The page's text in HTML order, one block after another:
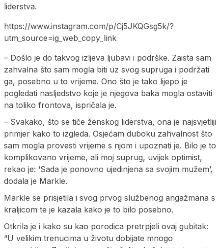
liderstva.
https://www.instagram.com/p/Cj5JKQGsg5k/?
utm_source=ig_web_copy_link
– Došlo je do takvog izljeva ljubavi i podrške. Zaista sam
zahvalna što sam mogla biti uz svog supruga i podržati
ga, posebno u to vrijeme. Ono što je tako lijepo je
pogledati nasljedstvo koje je njegova baka mogla ostaviti
na toliko frontova, ispričala je.
– Svakako, što se tiče ženskog liderstva, ona je najsvjetliji
primjer kako to izgleda. Osjećam duboku zahvalnost što
sam mogla provesti vrijeme s njom i upoznati je. Bilo je to
komplikovano vrijeme, ali moj suprug, uvijek optimist,
rekao je: ‘Sada je ponovno ujedinjena sa svojim mužem’,
dodala je Markle.
Markle se prisjetila i svog prvog službenog angažmana s
kraljicom te je kazala kako je to bilo posebno.
Otkrila je i kako su kao porodica pretrpjeli ovaj gubitak:
“U velikim trenucima u životu dobijate mnogo